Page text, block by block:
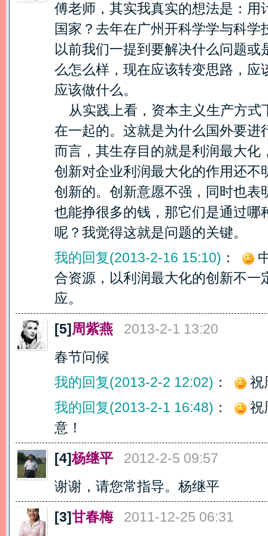
傅老师，其实我真实的想法是：
国家？去年在广州开科学学与科
以前我们一提到要解决什么问题
么怎么样，现在应该转变思路，
应该做什么。
从实践上看，资本主义生产方式
在一起的。这就是为什么国外要
而言，其生存目的就是利润最大
创新对企业利润最大化的作用还
创新的。创新意愿不强，同时也
也能挣很多的钱，那它们是通过
呢？我觉得这就是问题的关键。
我的回复(2013-2-16 15:10) ：
合资源，以利润最大化的创新不一
应。
[5]周紫燕
2013-2-1 13:20
春节问候
我的回复(2013-2-2 12:02) ：
祝
我的回复(2013-2-1 16:48) ：
祝
意！
[4]杨继平
2012-2-5 09:57
谢谢，请您常指导。杨继平
[3]甘春梅 2011-12-25 06:31